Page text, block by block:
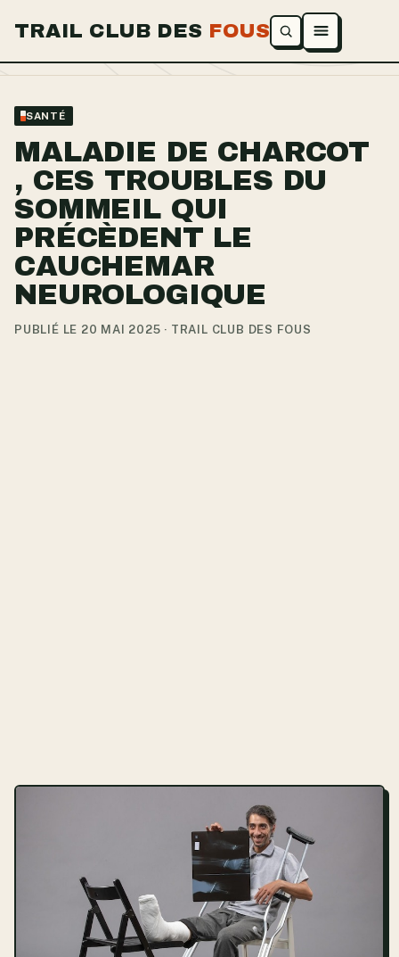
TRAIL CLUB DES FOUS Ouvrir le menu
SANTÉ
MALADIE DE CHARCOT
, CES TROUBLES DU
SOMMEIL QUI
PRÉCÈDENT LE
CAUCHEMAR
NEUROLOGIQUE
PUBLIÉ LE 20 MAI 2025 · TRAIL CLUB DES FOUS